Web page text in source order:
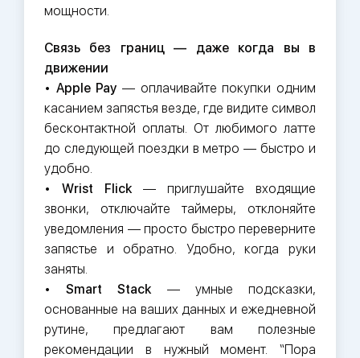
мощности.
Связь без границ — даже когда вы в
движении
• Apple Pay — оплачивайте покупки одним
касанием запястья везде, где видите символ
бесконтактной оплаты. От любимого латте
до следующей поездки в метро — быстро и
удобно.
• Wrist Flick — приглушайте входящие
звонки, отключайте таймеры, отклоняйте
уведомления — просто быстро переверните
запястье и обратно. Удобно, когда руки
заняты.
•Smart Stack — умные подсказки,
основанные на ваших данных и ежедневной
рутине, предлагают вам полезные
рекомендации в нужный момент. “Пора